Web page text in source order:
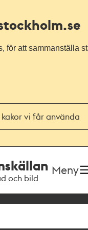
för att sammanställa
vi får använda
och bild
Meny